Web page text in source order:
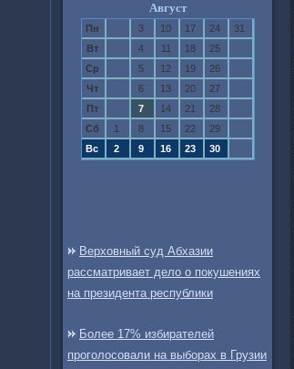
Август
Пн 3 10 17 24
31
Вт
4 11 18
25
Ср
5 12 19
26
Чт
6 13 20
27
Пт
7 14 21
28
Сб
1 8 15 22
29
Вс
2 9 16 23 30
Верховный суд Абхазии
рассматривает дело о покушениях
на президента республики
Более 17% избирателей
проголосовали на выборах в Грузии